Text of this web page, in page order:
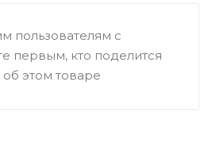
пользователям с
первым, кто поделится
этом товаре